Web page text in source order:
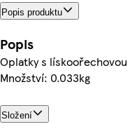
Popis produktu
Popis
Oplatky s
Množství: 0.033kg
Složení